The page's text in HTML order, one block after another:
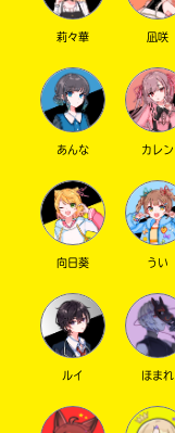
莉々華 凪咲
あんな カレン
向日葵 うい
ルイ ほまれ